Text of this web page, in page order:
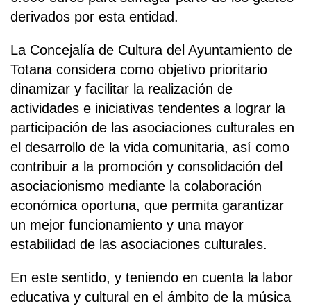
derivados por esta entidad.
La Concejalía de Cultura del Ayuntamiento de
Totana considera como objetivo prioritario
dinamizar y facilitar la realización de
actividades e iniciativas tendentes a lograr la
participación de las asociaciones culturales en
el desarrollo de la vida comunitaria, así como
contribuir a la promoción y consolidación del
asociacionismo mediante la colaboración
económica oportuna, que permita garantizar
un mejor funcionamiento y una mayor
estabilidad de las asociaciones culturales.
En este sentido, y teniendo en cuenta la labor
educativa y cultural en el ámbito de la música